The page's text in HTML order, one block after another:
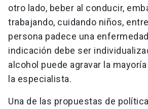
otro lado, beber al conducir,
trabajando, cuidando niños,
persona padece una
indicación debe ser
alcohol puede agravar la
la especialista.
Una de las propuestas de